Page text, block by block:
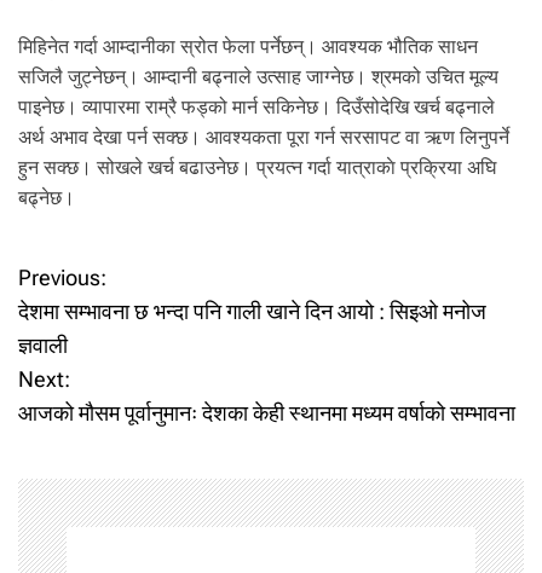
मिहिनेत गर्दा आम्दानीका स्रोत फेला पर्नेछन्। आवश्यक भौतिक साधन
सजिलै जुट्नेछन्। आम्दानी बढ्नाले उत्साह जाग्नेछ। श्रमको उचित मूल्य
पाइनेछ। व्यापारमा राम्रै फड्को मार्न सकिनेछ। दिउँसोदेखि खर्च बढ्नाले
अर्थ अभाव देखा पर्न सक्छ। आवश्यकता पूरा गर्न सरसापट वा ऋण लिनुपर्ने
हुन सक्छ। सोखले खर्च बढाउनेछ। प्रयत्न गर्दा यात्राकाे प्रक्रिया अघि
बढ्नेछ।
P
o
s
n
a
Previous:
देशमा सम्भावना छ भन्दा पनि गाली खाने दिन आयो : सिइओ मनोज
ज्ञवाली
Next:
आजको मौसम पूर्वानुमानः देशका केही स्थानमा मध्यम वर्षाको सम्भावना